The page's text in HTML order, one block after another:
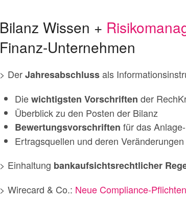
Bilanz Wissen +
Finanz-Unternehmen
> DerJahresabschlussals
Diewichtigsten Vorschriften der
Überblick zu den Posten der Bilanz
Bewertungsvorschriften für das
Ertragsquellen und deren
> Einhaltung bankaufsichtsrechtlicher
> Wirecard & Co.: Neue Compliance-